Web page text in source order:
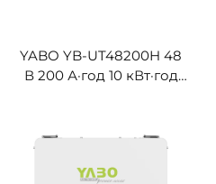
YABO YB-UT48200H 48
В 200 А·год 10 кВт·год
В Блок акумуляторів